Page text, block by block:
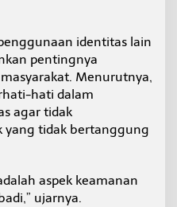
identitas lain
pentingnya
Menurutnya,
hati dalam
agar tidak
yang tidak bertanggung
aspek keamanan
ujarnya.